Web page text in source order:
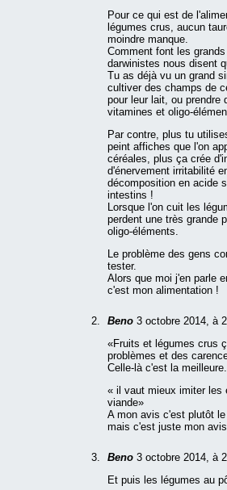
Pour ce qui est de
légumes crus, aucun
moindre manque.
Comment font les
darwinistes nous disent
Tu as déjà vu un grand
cultiver des champs de
pour leur lait, ou prendre
vitamines et oligo-
Par contre, plus tu
peint affiches que l'on
céréales, plus ça crée
d'énervement irritabilité
décomposition en acide
intestins !
Lorsque l'on cuit les
perdent une très grande
oligo-éléments.
Le problème des gens
tester.
Alors que moi j'en parle
c'est mon alimentation !
Beno 3 octobre 2014, à
«Fruits et légumes crus
problèmes et des
Celle-là c'est la meilleure.
« il vaut mieux imiter les
viande»
A mon avis c'est plutôt
mais c'est juste mon
Beno 3 octobre 2014, à
Et puis les légumes au